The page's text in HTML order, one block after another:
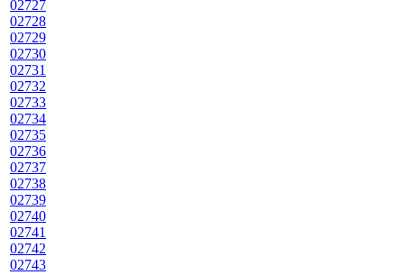
02727
02728
02729
02730
02731
02732
02733
02734
02735
02736
02737
02738
02739
02740
02741
02742
02743